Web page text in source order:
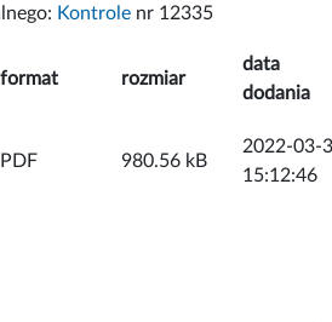
Kontrole nr 12335
format rozmiar
data
dodania
ZAŁĄCZNIK
PDF 980.56 kB
2022-03-
15:12:46